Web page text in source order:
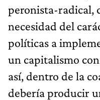
peronista-radical,
necesidad del
políticas a
un capitalismo
así, dentro de la
debería producir